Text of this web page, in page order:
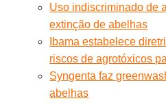
Uso indiscriminado de
extinção de abelhas
Ibama estabelece
riscos de agrotóxicos
Syngenta faz
abelhas